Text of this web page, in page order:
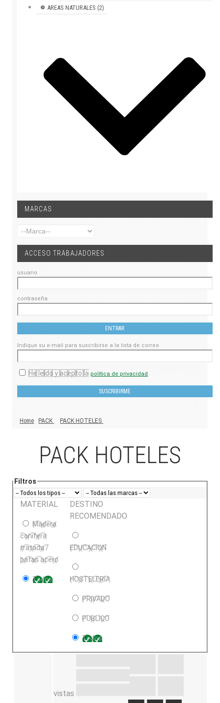
AREAS NATURALES (2)
MARCAS
ACCESO TRABAJADORES
usuario
contraseña
Indique su e-mail para suscribirse a la lista de correo
He leído y acepto la política de privacidad
Home PACK PACK HOTELES
PACK HOTELES
Filtros
MATERIAL
Madera
conifera
tratada /
patas acero
Todos
DESTINO
RECOMENDADO
EDUCACION
HOSTELERIA
PRIVADO
PUBLICO
Todos
vistas